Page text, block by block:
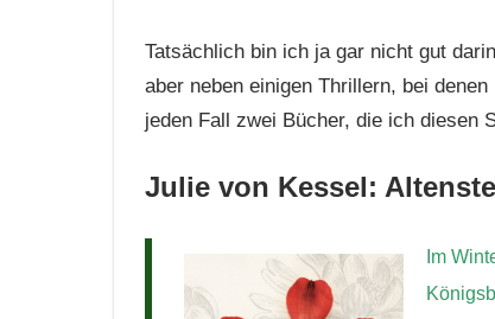
Tatsächlich bin ich ja gar nicht gut
aber neben einigen Thrillern, bei
jeden Fall zwei Bücher, die ich diesen
Julie von Kessel:
Im